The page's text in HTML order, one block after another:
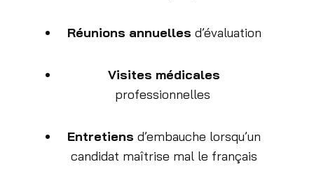
Réunions annuelles d’évaluation
Visites médicales
professionnelles
Entretiens d’embauche lorsqu’un
candidat maîtrise mal le français